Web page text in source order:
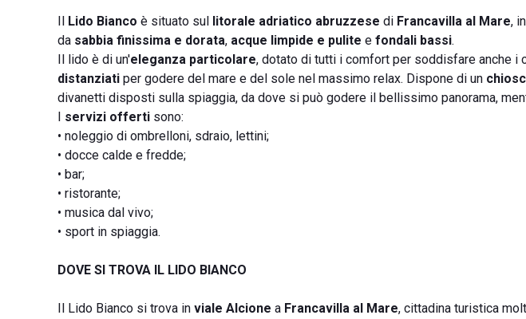
Il Lido Bianco è situato sul litorale adriatico abruzzese di Francavilla al Mare,
da sabbia finissima e dorata, acque limpide e pulite e fondali bassi.
Il lido è di un'eleganza particolare, dotato di tutti i comfort per soddisfare anche i
distanziati per godere del mare e del sole nel massimo relax. Dispone di un
divanetti disposti sulla spiaggia, da dove si può godere il bellissimo panorama,
I servizi offerti sono:
• noleggio di ombrelloni, sdraio, lettini;
• docce calde e fredde;
• bar;
• ristorante;
• musica dal vivo;
• sport in spiaggia.
DOVE SI TROVA IL LIDO BIANCO
Il Lido Bianco si trova in viale Alcione a Francavilla al Mare, cittadina turistica